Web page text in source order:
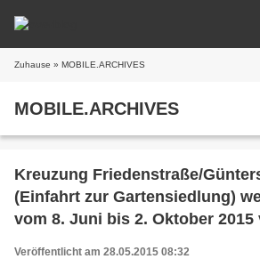
Zuhause » MOBILE.ARCHIVES
MOBILE.ARCHIVES
Kreuzung Friedenstraße/
(Einfahrt zur Gartensiedlung)
vom 8. Juni bis 2. Oktober
Veröffentlicht am 28.05.2015 08:32